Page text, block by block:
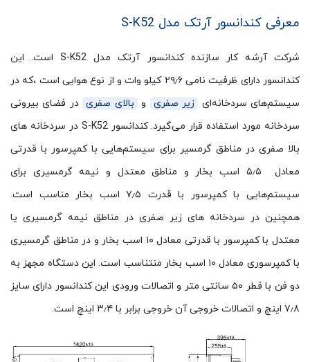
معرفی کندانسور آرتک مدل S-K52
شرکت آرشه کار سازنده کندانسور آرتک مدل S-K52 است. این
کندانسور دارای ظرفیت نامی ۲۹٫۶ کیلو وات و از نوع هوایی است ،که در
سیستم‌های سردخانه‌ای زیر صفری و بالای صفری در فضای بیرونی
سردخانه مورد استفاده قرار می‌گیرد. کندانسور S-K52 در سردخانه های
بالا صفری در مناطق گرمسیر برای سیستم‌هایی با کمپرسور با قدرتی
معادل ۵٫۵ اسب بخار و مناطق معتدل و نیمه گرمسیری برای
سیستم‌هایی با کمپرسور با قدرت ۷٫۵ اسب بخار مناسب است.
همچنین در سردخانه های زیر صفری در مناطق نیمه گرمسیری یا
معتدل با کمپرسور با قدرتی معادل ۱۰ اسب بخار و در مناطق گرمسیری
با کمپرسوری معادل ۱۰ اسب بخار منتناسب است. این دستگاه مجهز به
دو فن با قطر ۵۰ سانتی متر و اتصالات ورودی این کندانسور دارای سایز
۷٫۸ اینچ و اتصالات خروجی آن خروجی برابر با ۳٫۴ اینچ است.